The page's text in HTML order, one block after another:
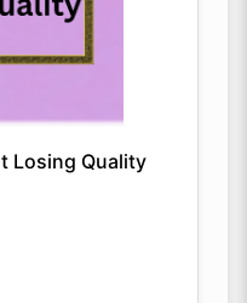
Losing Quality